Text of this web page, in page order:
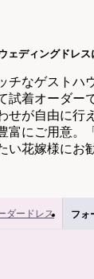
ェディングドレス
チなゲストハ
試着オーダー
せが自由に行
富にご用意。
い花嫁様にお
ダードレス フォ